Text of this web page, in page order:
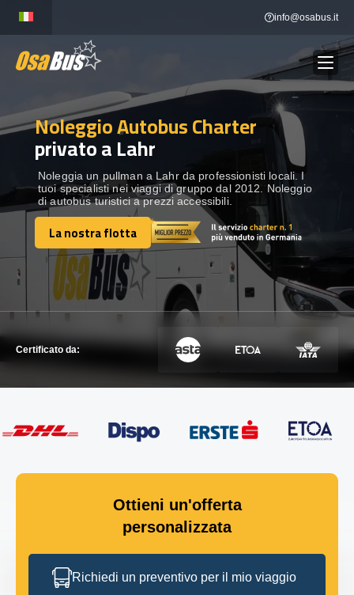
content
info@osabus.it
NOLEGGIO AUTOBUS Show dropdown
DESTINAZIONI Show dropdown
FLOTTA
METTITI IN CONTATTO
METTITI IN CONTATTO
Noleggio Autobus Charter
privato a Lahr
Noleggia un pullman a Lahr da professionisti locali. I
tuoi specialisti nei viaggi di gruppo dal 2012. Noleggio
di autobus turistici a prezzi accessibili.
La nostra flotta
La nostra flotta
Certificato da:
Ottieni un'offerta
personalizzata
Richiedi un preventivo per il mio viaggio